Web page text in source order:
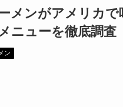
メンがアメリカで
ニューを徹底調査
ン